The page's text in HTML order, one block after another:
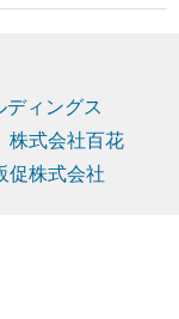
ディングス
株式会社百花
促株式会社